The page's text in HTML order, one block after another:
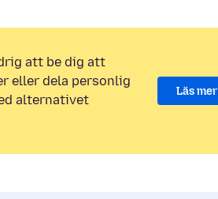
att be dig att
eller dela personlig
alternativet
Läs mer